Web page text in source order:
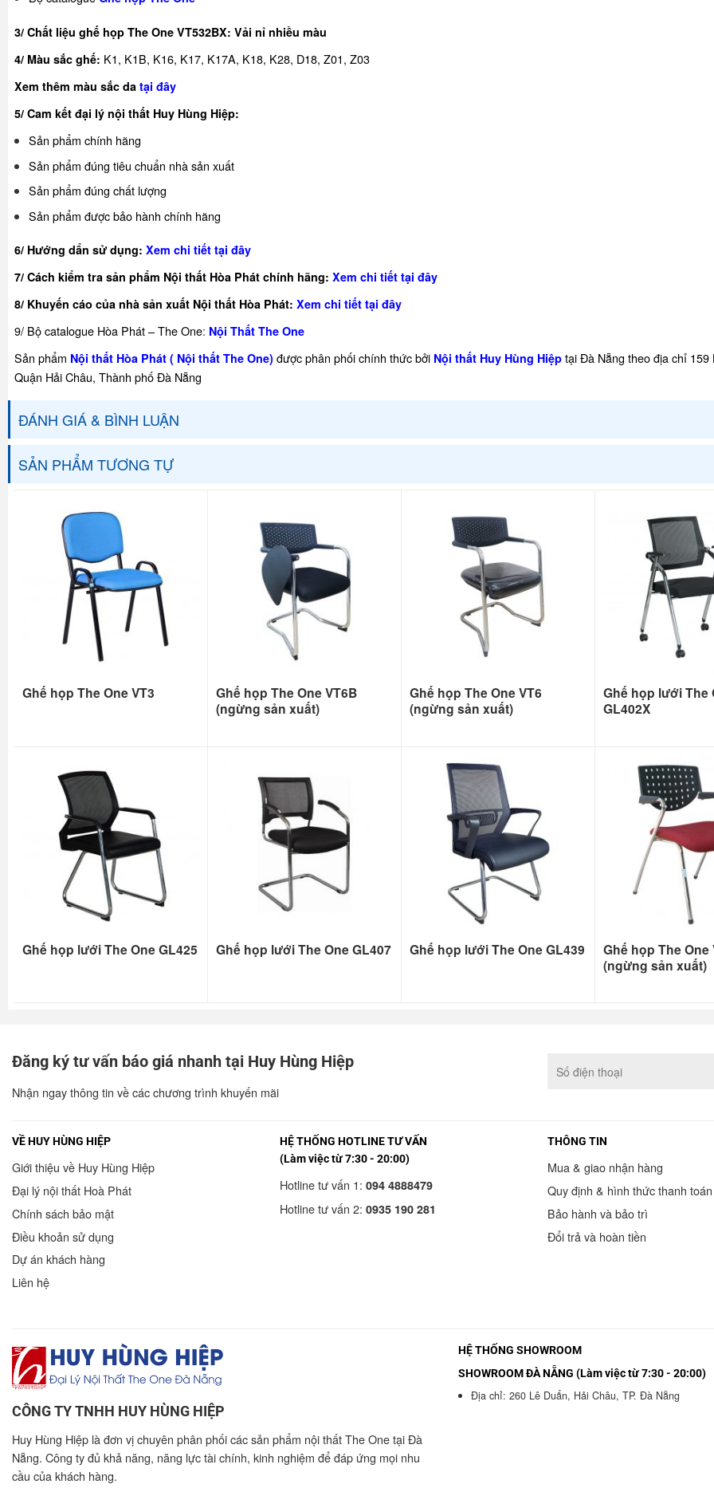
3/ Chất liệu ghế họp The One VT532BX: Vải nỉ nhiều màu
4/ Màu sắc ghế: K1, K1B, K16, K17, K17A, K18, K28, D18, Z01, Z03
Xem thêm màu sắc da tại đây
5/ Cam kết đại lý nội thất Huy Hùng Hiệp:
Sản phẩm chính hãng
Sản phẩm đúng tiêu chuẩn nhà sản xuất
Sản phẩm đúng chất lượng
Sản phẩm được bảo hành chính hãng
6/ Hướng dẩn sử dụng: Xem chi tiết tại đây
7/ Cách kiểm tra sản phẩm Nội thất Hòa Phát chính hãng: Xem chi tiết tại đây
8/ Khuyến cáo của nhà sản xuất Nội thất Hòa Phát: Xem chi tiết tại đây
9/ Bộ catalogue Hòa Phát – The One: Nội Thất The One
Sản phẩm Nội thất Hòa Phát ( Nội thất The One) được phân phối chính thức bởi Nội thất Huy Hùng Hiệptại Đà Nẵng theo địa chỉ 159
Quận Hải Châu, Thành phố Đà Nẵng
ĐÁNH GIÁ & BÌNH LUẬN
SẢN PHẨM TƯƠNG TỰ
Ghế họp The One VT3
Ghế họp The One VT6B
(ngừng sản xuất)
Ghế họp The One VT6
(ngừng sản xuất)
Ghế họp lưới The
GL402X
Ghế họp lưới The One GL425 Ghế họp lưới The One GL407 Ghế họp lưới The One GL439
Ghế họp The One
(ngừng sản xuất)
Đăng ký tư vấn báo giá nhanh tại Huy Hùng Hiệp
Nhận ngay thông tin về các chương trình khuyến mãi
VỀ HUY HÙNG HIỆP
Giới thiệu về Huy Hùng Hiệp
Đại lý nội thất Hoà Phát
Chính sách bảo mật
Điều khoản sử dụng
Dự án khách hàng
Liên hệ
HỆ THỐNG HOTLINE TƯ VẤN
(Làm việc từ 7:30 - 20:00)
Hotline tư vấn 1: 094 4888479
Hotline tư vấn 2: 0935 190 281
THÔNG TIN
Mua & giao nhận hàng
Quy định & hình thức thanh toán
Bảo hành và bảo trì
Đổi trả và hoàn tiền
CÔNG TY TNHH HUY HÙNG HIỆP
Huy Hùng Hiệp là đơn vị chuyên phân phối các sản phẩm nội thất The One tại Đà
Nẵng. Công ty đủ khả năng, năng lực tài chính, kinh nghiệm để đáp ứng mọi nhu
cầu của khách hàng.
HỆ THỐNG SHOWROOM
SHOWROOM ĐÀ NẴNG (Làm việc từ 7:30 - 20:00)
Địa chỉ: 260 Lê Duẩn, Hải Châu, TP. Đà Nẵng